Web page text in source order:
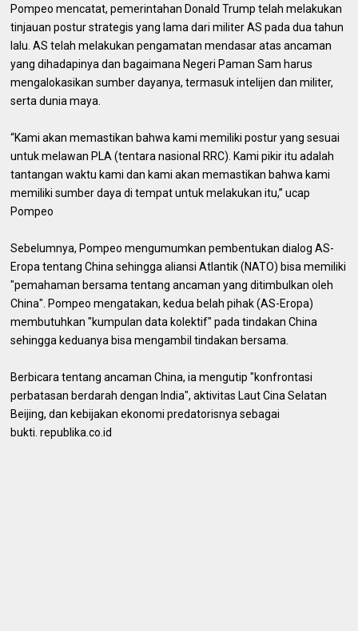
Pompeo mencatat, pemerintahan Donald Trump telah melakukan
tinjauan postur strategis yang lama dari militer AS pada dua tahun
lalu. AS telah melakukan pengamatan mendasar atas ancaman
yang dihadapinya dan bagaimana Negeri Paman Sam harus
mengalokasikan sumber dayanya, termasuk intelijen dan militer,
serta dunia maya.
“Kami akan memastikan bahwa kami memiliki postur yang sesuai
untuk melawan PLA (tentara nasional RRC). Kami pikir itu adalah
tantangan waktu kami dan kami akan memastikan bahwa kami
memiliki sumber daya di tempat untuk melakukan itu,” ucap
Pompeo
Sebelumnya, Pompeo mengumumkan pembentukan dialog AS-
Eropa tentang China sehingga aliansi Atlantik (NATO) bisa memiliki
"pemahaman bersama tentang ancaman yang ditimbulkan oleh
China". Pompeo mengatakan, kedua belah pihak (AS-Eropa)
membutuhkan "kumpulan data kolektif" pada tindakan China
sehingga keduanya bisa mengambil tindakan bersama.
Berbicara tentang ancaman China, ia mengutip "konfrontasi
perbatasan berdarah dengan India", aktivitas Laut Cina Selatan
Beijing, dan kebijakan ekonomi predatorisnya sebagai
bukti. republika.co.id